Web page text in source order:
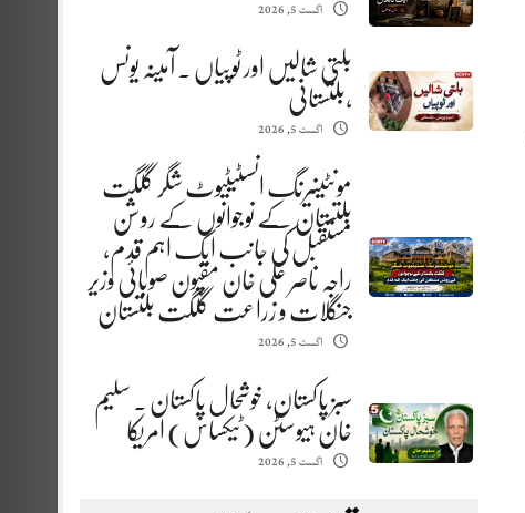
اگست 5, 2026
بلتی شالیں اور ٹوپیاں . آمینہ یونس
،بلتستانی
اگست 5, 2026
مونٹینیرنگ انسٹیٹیوٹ شگر گلگت
بلتستان کے نوجوانوں کے روشن
مستقبل کی جانب ایک اہم قدم،
راجہ ناصر علی خان مقپون صوبائی وزیر
جنگلات و زراعت گلگت بلتستان
اگست 5, 2026
سبز پاکستان، خوشحال پاکستان . سلیم
خان ہیوسٹن (ٹیکساس) امریکا
اگست 5, 2026